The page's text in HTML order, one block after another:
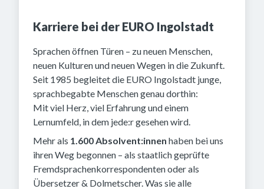
Karriere bei der EURO Ingolstadt
Sprachen öffnen Türen – zu neuen Menschen,
neuen Kulturen und neuen Wegen in die Zukunft.
Seit 1985 begleitet die EURO Ingolstadt junge,
sprachbegabte Menschen genau dorthin:
Mit viel Herz, viel Erfahrung und einem
Lernumfeld, in dem jede:r gesehen wird.
Mehr als 1.600 Absolvent:innen haben bei uns
ihren Weg begonnen – als staatlich geprüfte
Fremdsprachenkorrespondenten oder als
Übersetzer & Dolmetscher. Was sie alle